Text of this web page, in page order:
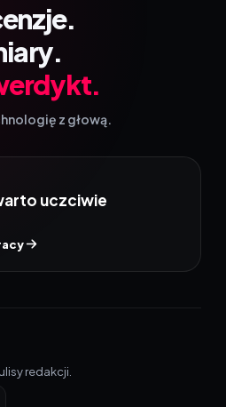
z głową.
uczciwie
redakcji.